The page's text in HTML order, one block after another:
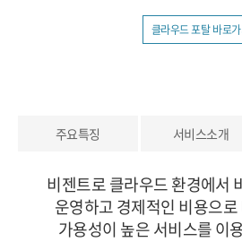
클라우드 포탈 바로
주요특징 서비스소개
비젠트로 클라우드 환경에서
운영하고경제적인 비용으
가용성이 높은서비스를 이